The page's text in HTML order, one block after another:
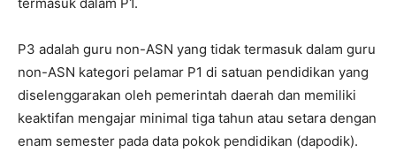
P3 adalah guru non-ASN yang tidak termasuk dalam guru
non-ASN kategori pelamar P1 di satuan pendidikan yang
diselenggarakan oleh pemerintah daerah dan memiliki
keaktifan mengajar minimal tiga tahun atau setara dengan
enam semester pada data pokok pendidikan (dapodik).